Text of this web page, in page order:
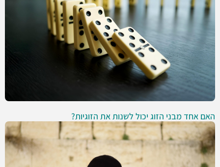
האם אחד מבני הזוג יכול לשנות את הזוגיות?